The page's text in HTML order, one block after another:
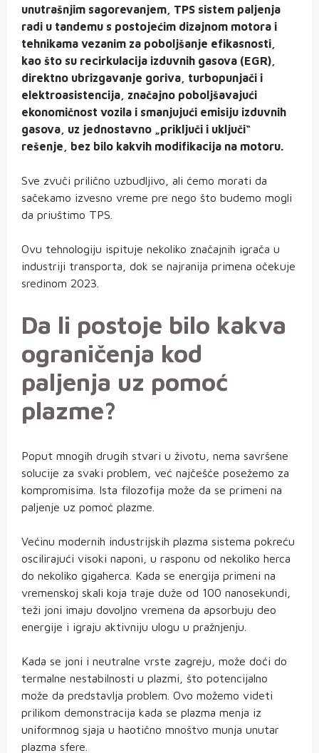
unutrašnjim sagorevanjem, TPS sistem paljenja
radi u tandemu s postojećim dizajnom motora i
tehnikama vezanim za poboljšanje efikasnosti,
kao što su recirkulacija izduvnih gasova (EGR),
direktno ubrizgavanje goriva, turbopunjači i
elektroasistencija, značajno poboljšavajući
ekonomičnost vozila i smanjujući emisiju izduvnih
gasova, uz jednostavno „priključi i uključi“
rešenje, bez bilo kakvih modifikacija na motoru.
Sve zvuči prilično uzbudljivo, ali ćemo morati da
sačekamo izvesno vreme pre nego što budemo mogli
da priuštimo TPS.
Ovu tehnologiju ispituje nekoliko značajnih igrača u
industriji transporta, dok se najranija primena očekuje
sredinom 2023.
Da li postoje bilo kakva
ograničenja kod
paljenja uz pomoć
plazme?
Poput mnogih drugih stvari u životu, nema savršene
solucije za svaki problem, već najčešće posežemo za
kompromisima. Ista filozofija može da se primeni na
paljenje uz pomoć plazme.
Većinu modernih industrijskih plazma sistema pokreću
oscilirajući visoki naponi, u rasponu od nekoliko herca
do nekoliko gigaherca. Kada se energija primeni na
vremenskoj skali koja traje duže od 100 nanosekundi,
teži joni imaju dovoljno vremena da apsorbuju deo
energije i igraju aktivniju ulogu u pražnjenju.
Kada se joni i neutralne vrste zagreju, može doći do
termalne nestabilnosti u plazmi, što potencijalno
može da predstavlja problem. Ovo možemo videti
prilikom demonstracija kada se plazma menja iz
uniformnog sjaja u haotično mnoštvo munja unutar
plazma sfere.